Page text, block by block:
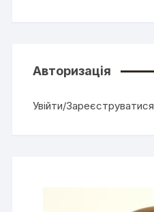
Авторизація
Увійти/Зареєструватися